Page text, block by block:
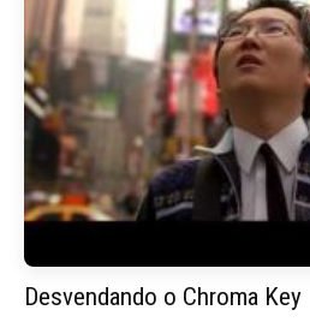
Desvendando o Chroma Key